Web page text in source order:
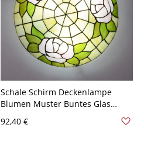
Schale Schirm Deckenlampe
Blumen Muster Buntes Glas
Deckenleuchte - Beige 110V-120V
92,40 €